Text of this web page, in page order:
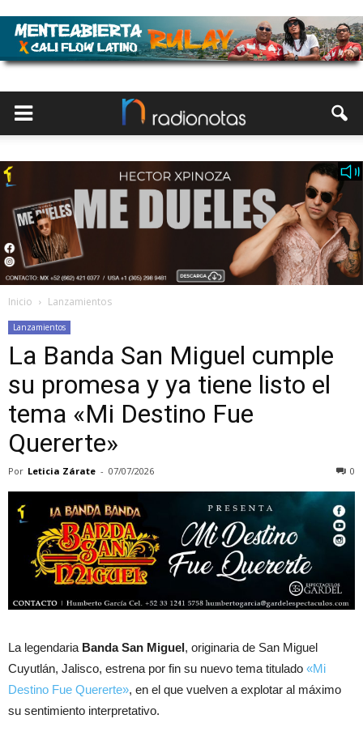
Inicio Lanzamientos
Lanzamientos
La Banda San Miguel cumple
su promesa y ya tiene listo el
tema «Mi Destino Fue
Quererte»
Por Leticia Zárate - 07/07/2026 0
La legendaria Banda San Miguel, originaria de San Miguel
Cuyutlán, Jalisco, estrena por fin su nuevo tema titulado «Mi
Destino Fue Quererte», en el que vuelven a explotar al máximo
su sentimiento interpretativo.